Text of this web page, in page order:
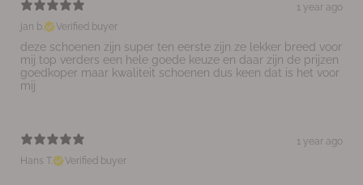
1 year ago
jan b.
Verified buyer
deze schoenen zijn super ten eerste zijn ze lekker breed voor
mij top verders een hele goede keuze en daar zijn de prijzen
goedkoper maar kwaliteit schoenen dus keen dat is het voor
mij
1 year ago
Hans T.
Verified buyer